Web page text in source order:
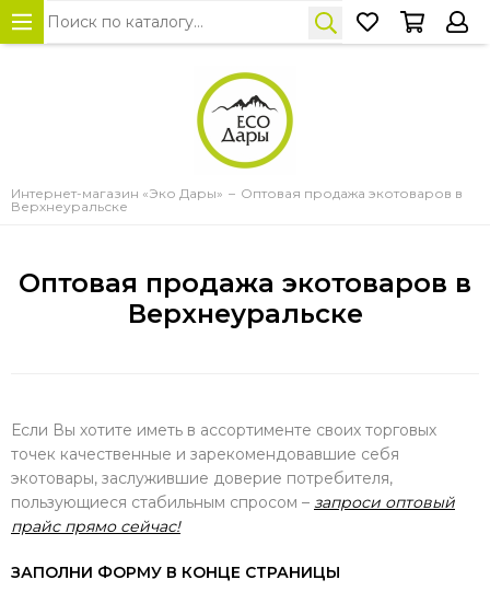
Интернет-магазин «Эко Дары»
Оптовая продажа экотоваров в
Верхнеуральске
Оптовая продажа экотоваров в
Верхнеуральске
Если Вы хотите иметь в ассортименте своих торговых
точек качественные и зарекомендовавшие себя
экотовары, заслужившие доверие потребителя,
пользующиеся стабильным спросом – запроси оптовый
прайс прямо сейчас!
ЗАПОЛНИ ФОРМУ В КОНЦЕ СТРАНИЦЫ